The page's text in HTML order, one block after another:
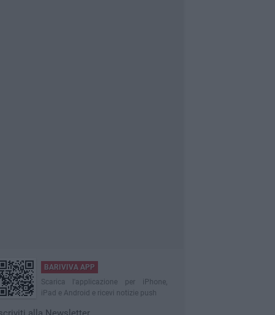
BARIVIVA APP
Scarica l'applicazione per iPhone,
iPad e Android e ricevi notizie push